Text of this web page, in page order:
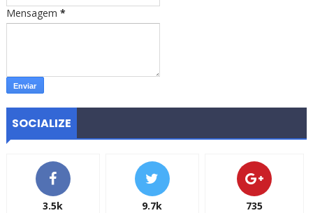
Mensagem *
SOCIALIZE
3.5k 9.7k 735